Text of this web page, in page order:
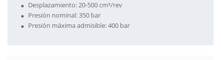
Desplazamiento: 20-500 cm³/rev
Presión nominal: 350 bar
Presión máxima admisible: 400 bar